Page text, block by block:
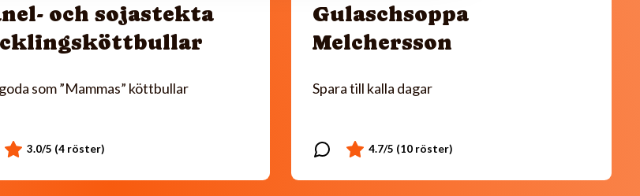
och sojastekta
som ”Mammas” köttbullar
Gulaschsoppa
Melchersson
Spara till kalla dagar